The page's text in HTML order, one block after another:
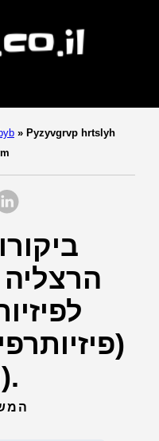
» Pyzyvgrvp hrtslyh
(מחוז תל אביב).
המשכית 9,